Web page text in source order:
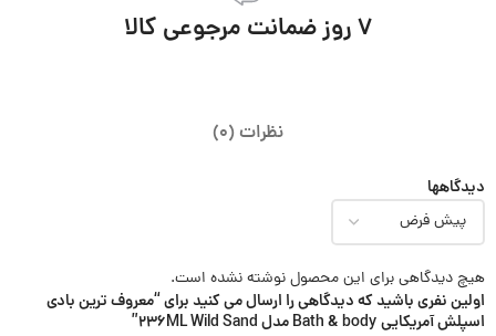
7 روز ضمانت مرجوعی کالا
نظرات (0)
دیدگاهها
هیچ دیدگاهی برای این محصول نوشته نشده است.
اولین نفری باشید که دیدگاهی را ارسال می کنید برای “معروف ترین بادی
اسپلش آمریکایی Bath & body مدل 236ML Wild Sand”